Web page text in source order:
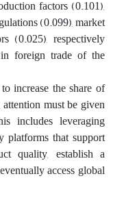
factors (0.101),
(0.099), market
(0.025), respectively
foreign trade of the
increase the share of
must be given
includes leveraging
platforms that support
quality, establish a
access global